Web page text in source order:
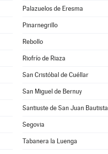
Palazuelos de Eresma
Pinarnegrillo
Rebollo
Riofrío de Riaza
San Cristóbal de Cuéllar
San Miguel de Bernuy
Santiuste de San Juan Bautista
Segovia
Tabanera la Luenga